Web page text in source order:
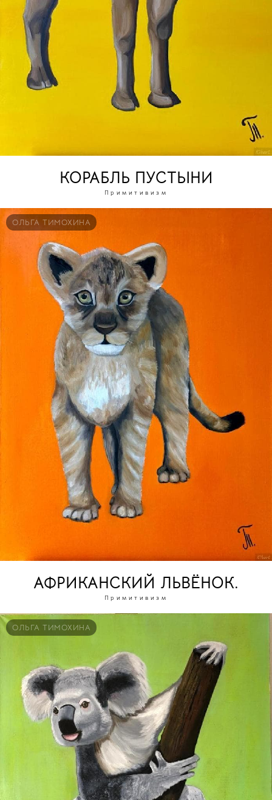
КОРАБЛЬ ПУСТЫНИ
Примитивизм
ОЛЬГА ТИМОХИНА
АФРИКАНСКИЙ ЛЬВЁНОК.
Примитивизм
ОЛЬГА ТИМОХИНА